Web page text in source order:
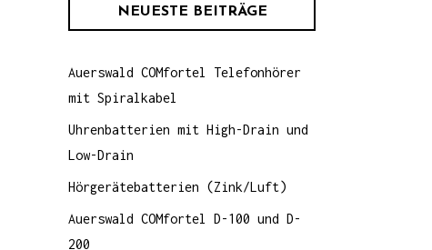
NEUESTE BEITRÄGE
Auerswald COMfortel Telefonhörer
mit Spiralkabel
Uhrenbatterien mit High-Drain und
Low-Drain
Hörgerätebatterien (Zink/Luft)
Auerswald COMfortel D-100 und D-
200